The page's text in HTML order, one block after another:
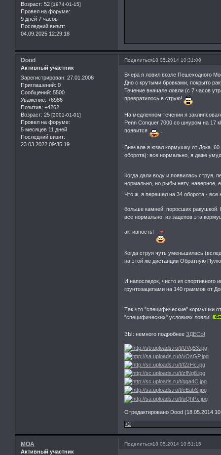
Возраст: 52 [1974-01-15]
Провел на форуме:
9 дней 7 часов
Последний визит:
04.09.2025 12:29:18
Поделиться18.05.2014 10:31:00
Dood
Активный участник
Зарегистрирован: 27.01.2008
Приглашений: 0
Сообщений: 5500
Уважение: +6986
Позитив: +4262
Возраст: 25 [2001-01-01]
Провел на форуме:
5 месяцев 11 дней
Последний визит:
23.03.2022 09:35:19
Вчера я ловил возле Пешеходного
Дно с крутыми бровками, покрыто
Течение вначале ловли (с 7 часов
превратилось в струю!
На медленном течении я
Penn Conquer 7000 со шнуром на 17
появится
Вначале я юзал кормушку от
оборота): все нормально, я даже
Когда дали воду и появилась струя,
нормально, но рыбы нету, наверное,
Что ж, я перешел на 34 оборота - все
больше камней, поросших
все нормально, из зацепов эта
активность!
Когда струя чуть уменьшилась
на этой же дистанции Обратную
И напоследок, чисто из спортивного
грунтозацепами на 140 граммов от
Так что "специфические" кормушки
"специфических" условиях ловли!
ЗЫ: немного подробнееЗДЕСЬ!
Отредактировано Dood (18.05.2014
+2
Поделиться18.05.2014 10:51:15
MOA
Активный участник